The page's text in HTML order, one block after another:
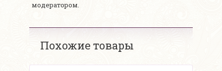
модератором.
Похожие товары